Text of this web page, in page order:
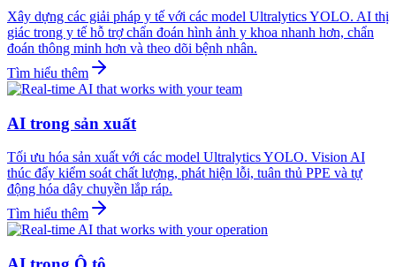
Xây dựng các giải pháp y tế với các model Ultralytics YOLO. AI thị
giác trong y tế hỗ trợ chẩn đoán hình ảnh y khoa nhanh hơn, chẩn
đoán thông minh hơn và theo dõi bệnh nhân.
Tìm hiểu thêm
AI trong sản xuất
Tối ưu hóa sản xuất với các model Ultralytics YOLO. Vision AI
thúc đẩy kiểm soát chất lượng, phát hiện lỗi, tuân thủ PPE và tự
động hóa dây chuyền lắp ráp.
Tìm hiểu thêm